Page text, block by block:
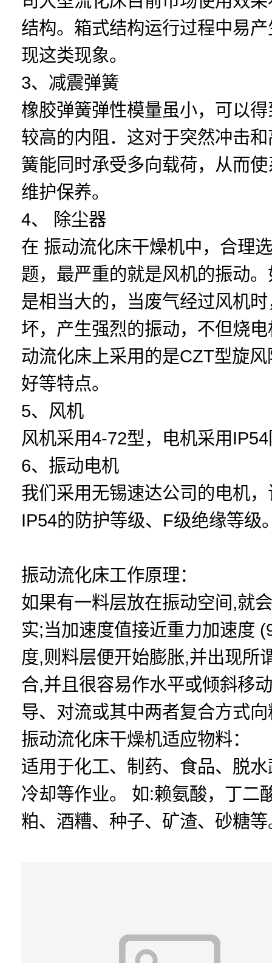
结构。箱式结构运行过程中易
现这类现象。
3、减震弹簧
橡胶弹簧弹性模量虽小，可以
较高的内阻．这对于突然冲击
簧能同时承受多向载荷，从而
维护保养。
4、 除尘器
在 振动流化床干燥机中，合理
题，最严重的就是风机的振动
是相当大的，当废气经过风机
坏，产生强烈的振动，不但烧
动流化床上采用的是CZT型旋
好等特点。
5、风机
风机采用4-72型，电机采用
6、振动电机
我们采用无锡速达公司的电机
IP54的防护等级、F级绝缘等级
振动流化床工作原理：
如果有一料层放在振动空间,就
实;当加速度值接近重力加速度
度,则料层便开始膨胀,并出现所
合,并且很容易作水平或倾斜移
导、对流或其中两者复合方式
振动流化床干燥机适应物料：
适用于化工、制药、食品、脱
冷却等作业。 如:赖氨酸，丁二
粕、酒糟、种子、矿渣、砂糖等